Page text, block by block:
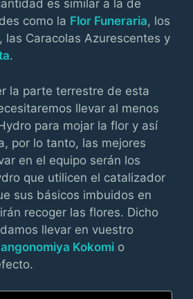
es similar a la de
como la Flor Funeraria, los
, las Caracolas Azurescentes y
.
la parte terrestre de esta
llevar al menos
para mojar la flor y así
por lo tanto, las mejores
en el equipo serán los
que utilicen el catalizador
sus básicos imbuidos en
recoger las flores. Dicho
llevar en vuestro
Kokomi o